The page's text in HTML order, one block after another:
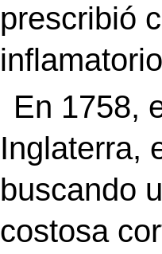
prescribió
En 1758,
Inglaterra,
buscando
costosa